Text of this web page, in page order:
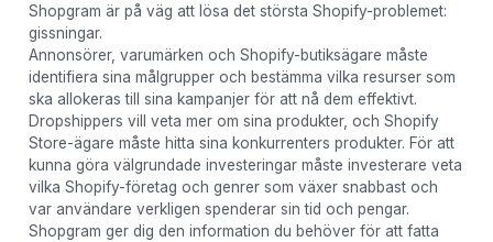
Shopgram är på väg att lösa det största Shopify-problemet:
gissningar.
Annonsörer, varumärken och Shopify-butiksägare måste
identifiera sina målgrupper och bestämma vilka resurser som
ska allokeras till sina kampanjer för att nå dem effektivt.
Dropshippers vill veta mer om sina produkter, och Shopify
Store-ägare måste hitta sina konkurrenters produkter. För att
kunna göra välgrundade investeringar måste investerare veta
vilka Shopify-företag och genrer som växer snabbast och
var användare verkligen spenderar sin tid och pengar.
Shopgram ger dig den information du behöver för att fatta